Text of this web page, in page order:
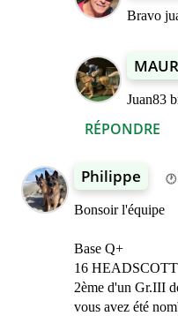
RÉPONDRE
Bravo
Juan83
Philippe
Bonsoir l'équipe
Base Q+
16 HEADSCOTT
2ème d'un Gr.III
vous avez été